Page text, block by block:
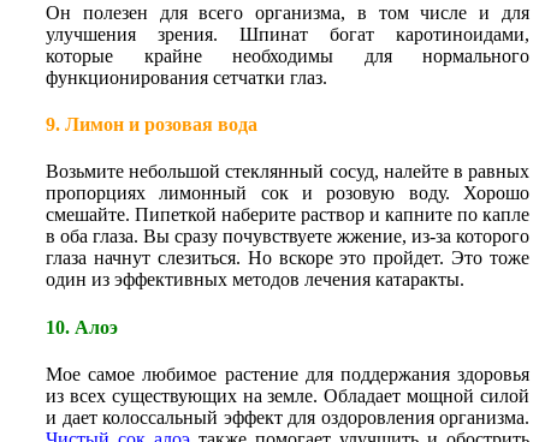
Он полезен для всего организма, в том числе и для
улучшения зрения. Шпинат богат каротиноидами,
которые крайне необходимы для нормального
функционирования сетчатки глаз.
9. Лимон и розовая вода
Возьмите небольшой стеклянный сосуд, налейте в равных
пропорциях лимонный сок и розовую воду. Хорошо
смешайте. Пипеткой наберите раствор и капните по капле
в оба глаза. Вы сразу почувствуете жжение, из-за которого
глаза начнут слезиться. Но вскоре это пройдет. Это тоже
один из эффективных методов лечения катаракты.
10. Алоэ
Мое самое любимое растение для поддержания здоровья
из всех существующих на земле. Обладает мощной силой
и дает колоссальный эффект для оздоровления организма.